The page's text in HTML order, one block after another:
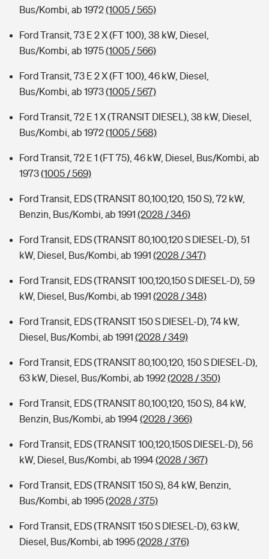
Bus/Kombi, ab 1972(1005 / 565)
Ford Transit, 73 E 2 X (FT 100), 38 kW, Diesel,
Bus/Kombi, ab 1975(1005 / 566)
Ford Transit, 73 E 2 X (FT 100), 46 kW, Diesel,
Bus/Kombi, ab 1973(1005 / 567)
Ford Transit, 72 E 1 X (TRANSIT DIESEL), 38 kW, Diesel,
Bus/Kombi, ab 1972(1005 / 568)
Ford Transit, 72 E 1 (FT 75), 46 kW, Diesel, Bus/Kombi, ab
1973(1005 / 569)
Ford Transit, EDS (TRANSIT 80,100,120, 150 S), 72 kW,
Benzin, Bus/Kombi, ab 1991 (2028 / 346)
Ford Transit, EDS (TRANSIT 80,100,120 S DIESEL-D), 51
kW, Diesel, Bus/Kombi, ab 1991 (2028 / 347)
Ford Transit, EDS (TRANSIT 100,120,150 S DIESEL-D), 59
kW, Diesel, Bus/Kombi, ab 1991 (2028 / 348)
Ford Transit, EDS (TRANSIT 150 S DIESEL-D), 74 kW,
Diesel, Bus/Kombi, ab 1991 (2028 / 349)
Ford Transit, EDS (TRANSIT 80,100,120, 150 S DIESEL-D),
63 kW, Diesel, Bus/Kombi, ab 1992(2028 / 350)
Ford Transit, EDS (TRANSIT 80,100,120, 150 S), 84 kW,
Benzin, Bus/Kombi, ab 1994(2028 / 366)
Ford Transit, EDS (TRANSIT 100,120,150S DIESEL-D), 56
kW, Diesel, Bus/Kombi, ab 1994(2028 / 367)
Ford Transit, EDS (TRANSIT 150 S), 84 kW, Benzin,
Bus/Kombi, ab 1995(2028 / 375)
Ford Transit, EDS (TRANSIT 150 S DIESEL-D), 63 kW,
Diesel, Bus/Kombi, ab 1995(2028 / 376)